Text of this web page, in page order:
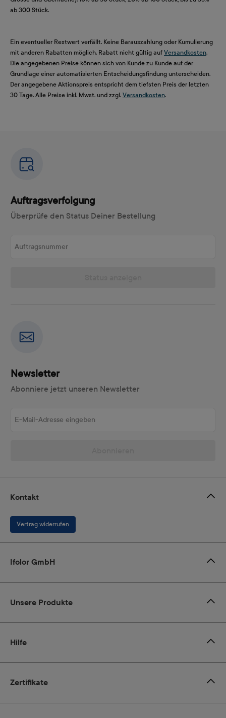
ab 300 Stück.
Ein eventueller Restwert verfällt. Keine Barauszahlung oder Kumulierung
mit anderen Rabatten möglich. Rabatt nicht gültig auf Versandkosten.
Die angegebenen Preise können sich von Kunde zu Kunde auf der
Grundlage einer automatisierten Entscheidungsfindung unterscheiden.
Der angegebene Aktionspreis entspricht dem tiefsten Preis der letzten
30 Tage. Alle Preise inkl. Mwst. und zzgl. Versandkosten.
Auftragsverfolgung
Überprüfe den Status Deiner Bestellung
Newsletter
Abonniere jetzt unseren Newsletter
Zertifikate
Kontakt
Vertrag widerrufen
Ifolor GmbH
Unsere Produkte
Hilfe